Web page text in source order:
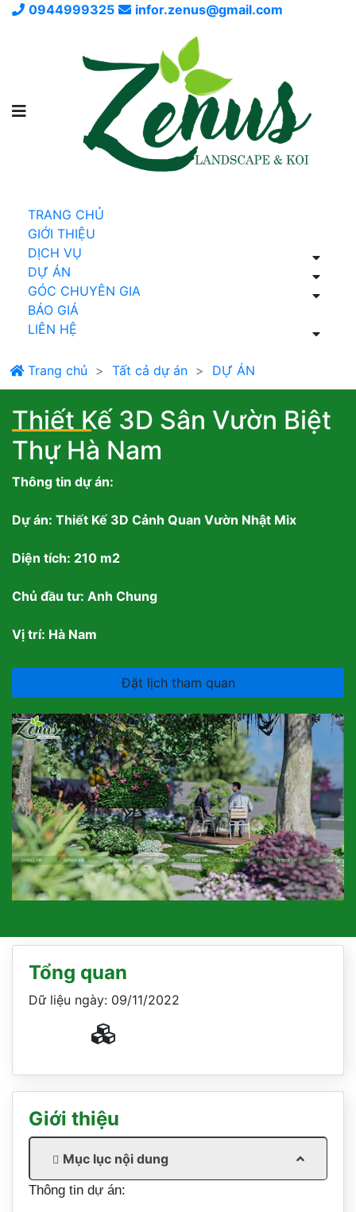
0944999325 infor.zenus@gmail.com
TRANG CHỦ
GIỚI THIỆU
DỊCH VỤ
DỰ ÁN
GÓC CHUYÊN GIA
BÁO GIÁ
LIÊN HỆ
Trang chủ Tất cả dự án DỰ ÁN
Thiết Kế 3D Sân Vườn Biệt
Thự Hà Nam
Thông tin dự án:
Dự án: Thiết Kế 3D Cảnh Quan Vườn Nhật Mix
Diện tích: 210 m2
Chủ đầu tư: Anh Chung
Vị trí: Hà Nam
Đặt lịch tham quan
Tổng quan
Dữ liệu ngày: 09/11/2022
Giới thiệu
Mục lục nội dung
Thông tin dự án: